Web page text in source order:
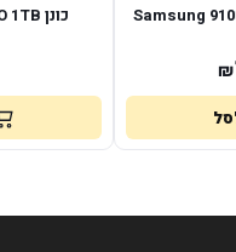
₪
כונן Samsung 990 PRO 1TB